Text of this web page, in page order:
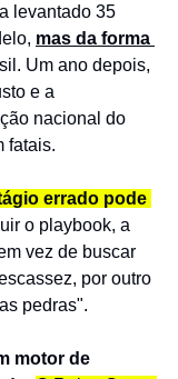
levantado 35
mas da forma
Um ano depois,
e a
nacional do
fatais.
errado pode
o playbook, a
vez de buscar
por outro
pedras".
motor de